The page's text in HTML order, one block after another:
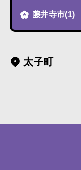
藤井寺市(1)
太子町